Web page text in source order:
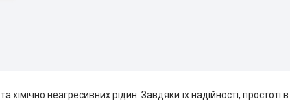
неагресивних рідин. Завдяки їх надійності, простоті в